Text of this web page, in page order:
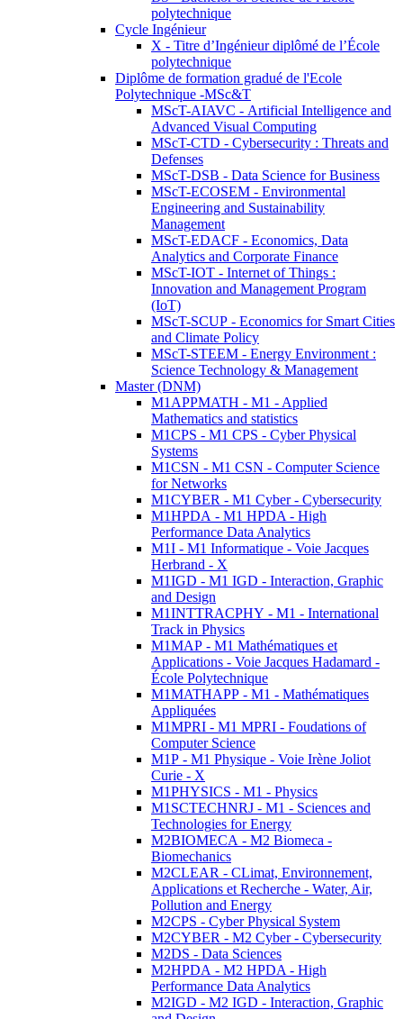
polytechnique
Cycle Ingénieur
X - Titre d’Ingénieur diplômé de l’École
polytechnique
Diplôme de formation gradué de l'Ecole
Polytechnique -MSc&T
MScT-AIAVC - Artificial Intelligence and
Advanced Visual Computing
MScT-CTD - Cybersecurity : Threats and
Defenses
MScT-DSB - Data Science for Business
MScT-ECOSEM - Environmental
Engineering and Sustainability
Management
MScT-EDACF - Economics, Data
Analytics and Corporate Finance
MScT-IOT - Internet of Things :
Innovation and Management Program
(IoT)
MScT-SCUP - Economics for Smart Cities
and Climate Policy
MScT-STEEM - Energy Environment :
Science Technology & Management
Master (DNM)
M1APPMATH - M1 - Applied
Mathematics and statistics
M1CPS - M1 CPS - Cyber Physical
Systems
M1CSN - M1 CSN - Computer Science
for Networks
M1CYBER - M1 Cyber - Cybersecurity
M1HPDA - M1 HPDA - High
Performance Data Analytics
M1I - M1 Informatique - Voie Jacques
Herbrand - X
M1IGD - M1 IGD - Interaction, Graphic
and Design
M1INTTRACPHY - M1 - International
Track in Physics
M1MAP - M1 Mathématiques et
Applications - Voie Jacques Hadamard -
École Polytechnique
M1MATHAPP - M1 - Mathématiques
Appliquées
M1MPRI - M1 MPRI - Foudations of
Computer Science
M1P - M1 Physique - Voie Irène Joliot
Curie - X
M1PHYSICS - M1 - Physics
M1SCTECHNRJ - M1 - Sciences and
Technologies for Energy
M2BIOMECA - M2 Biomeca -
Biomechanics
M2CLEAR - CLimat, Environnement,
Applications et Recherche - Water, Air,
Pollution and Energy
M2CPS - Cyber Physical System
M2CYBER - M2 Cyber - Cybersecurity
M2DS - Data Sciences
M2HPDA - M2 HPDA - High
Performance Data Analytics
M2IGD - M2 IGD - Interaction, Graphic